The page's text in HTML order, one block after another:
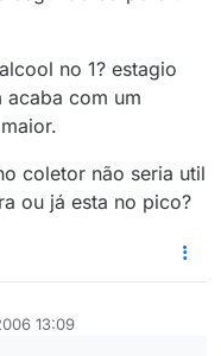
no 1? estagio
com um
coletor não seria util
ou já esta no pico?
13:09